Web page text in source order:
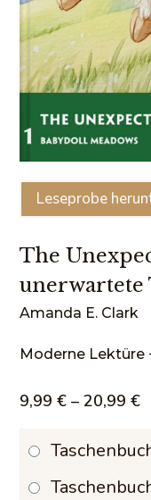
Leseprobe
The
unerwartete
Amanda E. Clark
Moderne Lektüre
9,99€ – 20,99€